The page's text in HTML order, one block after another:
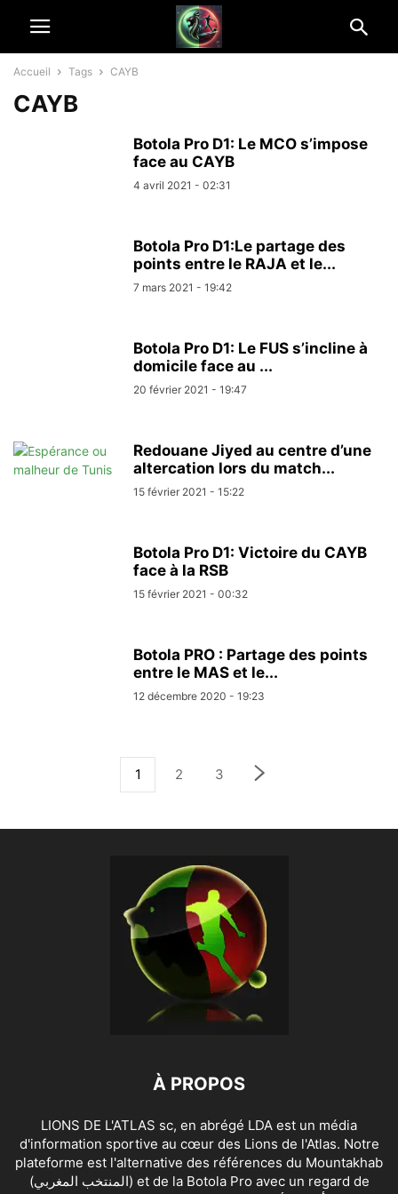
Accueil Tags CAYB
CAYB
Botola Pro D1: Le MCO s’impose
face au CAYB
4 avril 2021 - 02:31
Botola Pro D1:Le partage des
points entre le RAJA et le...
7 mars 2021 - 19:42
Botola Pro D1: Le FUS s’incline à
domicile face au ...
20 février 2021 - 19:47
Redouane Jiyed au centre d’une
altercation lors du match...
15 février 2021 - 15:22
Botola Pro D1: Victoire du CAYB
face à la RSB
15 février 2021 - 00:32
Botola PRO : Partage des points
entre le MAS et le...
12 décembre 2020 - 19:23
1 2 3
À PROPOS
LIONS DE L'ATLAS sc, en abrégé LDA est un média
d'information sportive au cœur des Lions de l'Atlas. Notre
plateforme est l'alternative des références du Mountakhab
(المنتخب المغربي) et de la Botola Pro avec un regard de